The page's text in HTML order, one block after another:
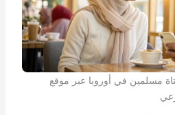
مسلمين في أوروبا عبر موقع